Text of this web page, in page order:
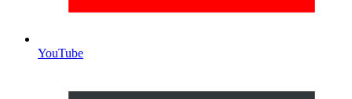
YouTube